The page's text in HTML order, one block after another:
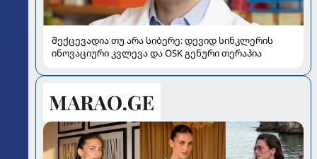
შექცევადია თუ არა სიბერე: დევიდ სინკლერის
ინოვაციური კვლევა და OSK გენური თერაპია